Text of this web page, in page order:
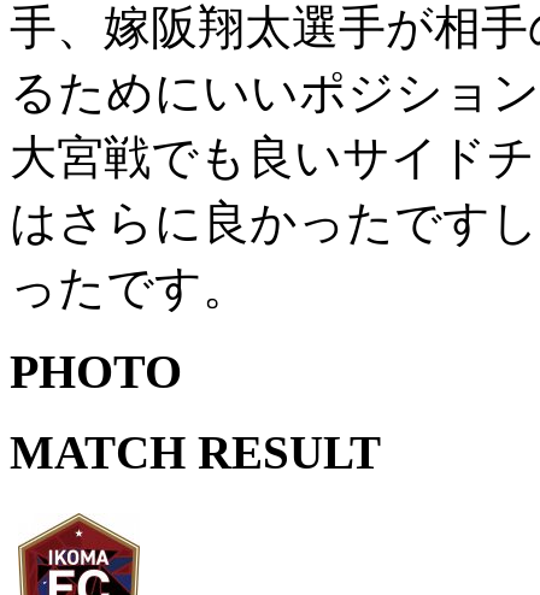
手、嫁阪翔太選手が相
るためにいいポジショ
大宮戦でも良いサイド
はさらに良かったです
ったです。
PHOTO
MATCH RESULT